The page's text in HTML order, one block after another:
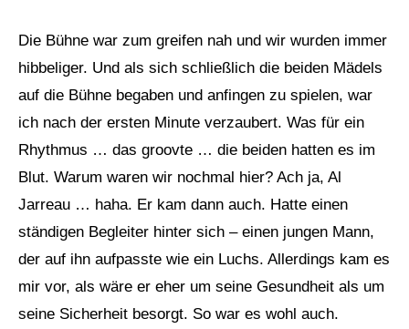
Die Bühne war zum greifen nah und wir wurden immer
hibbeliger. Und als sich schließlich die beiden Mädels
auf die Bühne begaben und anfingen zu spielen, war
ich nach der ersten Minute verzaubert. Was für ein
Rhythmus … das groovte … die beiden hatten es im
Blut. Warum waren wir nochmal hier? Ach ja, Al
Jarreau … haha. Er kam dann auch. Hatte einen
ständigen Begleiter hinter sich – einen jungen Mann,
der auf ihn aufpasste wie ein Luchs. Allerdings kam es
mir vor, als wäre er eher um seine Gesundheit als um
seine Sicherheit besorgt. So war es wohl auch.